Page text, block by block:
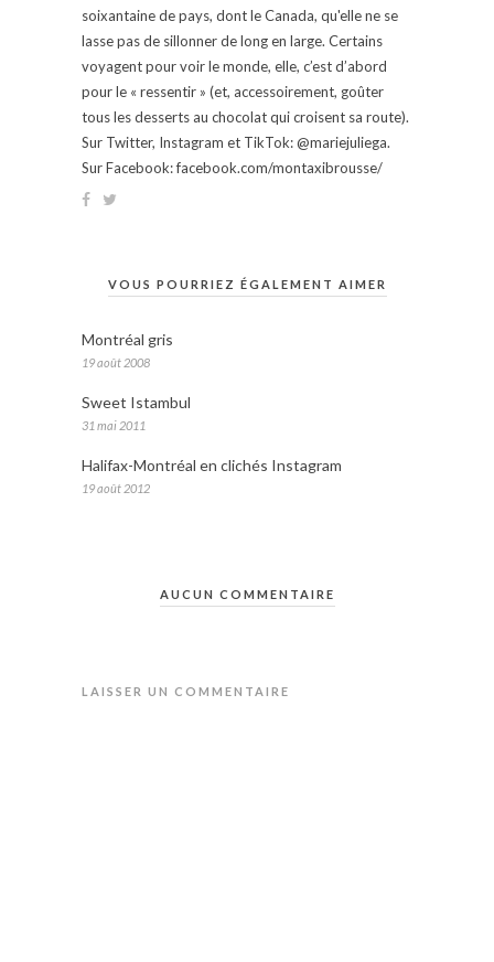
soixantaine de pays, dont le Canada, qu'elle ne se
lasse pas de sillonner de long en large. Certains
voyagent pour voir le monde, elle, c’est d’abord
pour le « ressentir » (et, accessoirement, goûter
tous les desserts au chocolat qui croisent sa route).
Sur Twitter, Instagram et TikTok: @mariejuliega.
Sur Facebook: facebook.com/montaxibrousse/
VOUS POURRIEZ ÉGALEMENT AIMER
Montréal gris
19 août 2008
Sweet Istambul
31 mai 2011
Halifax-Montréal en clichés Instagram
19 août 2012
AUCUN COMMENTAIRE
LAISSER UN COMMENTAIRE